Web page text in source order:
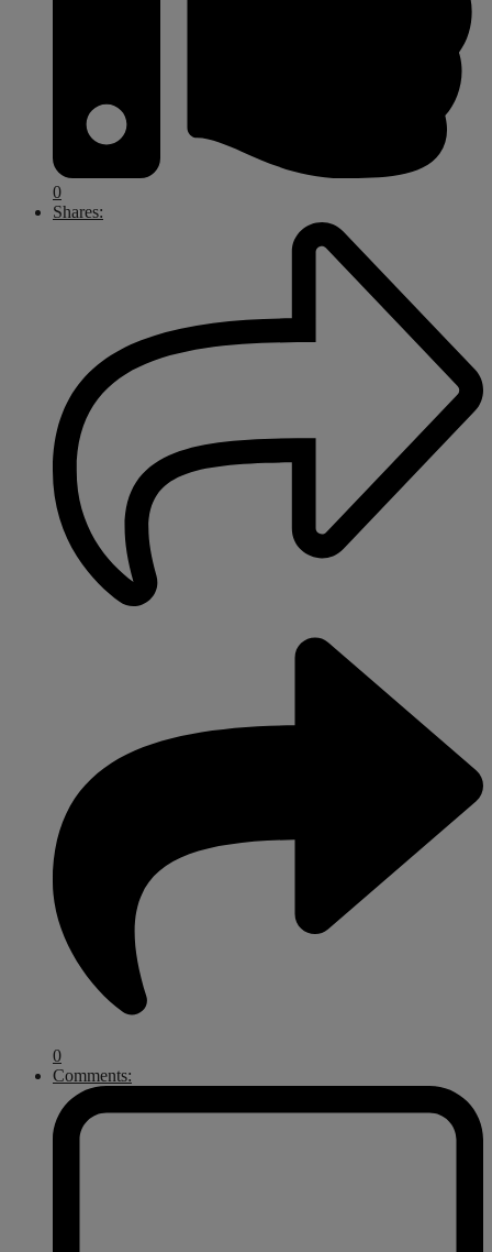
0
Shares:
0
Comments: